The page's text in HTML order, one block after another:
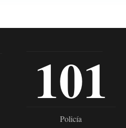
101
Policía